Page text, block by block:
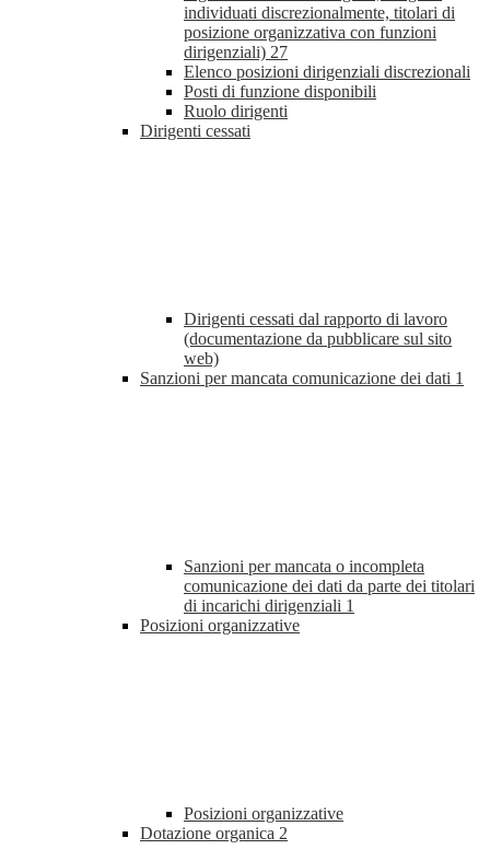
individuati discrezionalmente, titolari di
posizione organizzativa con funzioni
dirigenziali) 27
Elenco posizioni dirigenziali discrezionali
Posti di funzione disponibili
Ruolo dirigenti
Dirigenti cessati
Dirigenti cessati dal rapporto di lavoro
(documentazione da pubblicare sul sito
web)
Sanzioni per mancata comunicazione dei dati 1
Sanzioni per mancata o incompleta
comunicazione dei dati da parte dei titolari
di incarichi dirigenziali 1
Posizioni organizzative
Posizioni organizzative
Dotazione organica 2